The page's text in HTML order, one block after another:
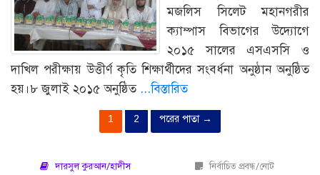
মজলিস সিলেট মহানগরীর
ক্যাম্পাস বিভাগের উদ্যোগে
২০১৫ সালের এসএসসি ও
দাখিল পরীক্ষায় উত্তীর্ণ কৃতি শিক্ষার্থীদের সংবর্ধনা অনুষ্ঠান অনুষ্ঠিত
হয়।৮ জুলাই ২০১৫ অনুষ্ঠিত ...বিস্তারিত
1 2 পরের পাতা →
দারসুল কুরআন/হাদীস নির্বাচিত প্রবন্ধ/নোট